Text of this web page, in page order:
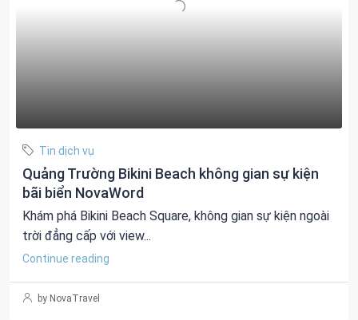
Tin dịch vụ
Quảng Trường Bikini Beach không gian sự kiện
bãi biển NovaWord
Khám phá Bikini Beach Square, không gian sự kiện ngoài
trời đẳng cấp với view...
Continue reading
by NovaTravel